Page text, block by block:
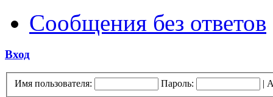
Сообщения без ответов
Вход
Имя пользователя: Пароль: |